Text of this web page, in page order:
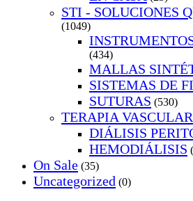
STI - SOLUCIONES
(1049)
(434)
MALLAS
SISTEMAS DE
SUTURAS (530)
TERAPIA VASCULAR
DIÁLISIS
HEMODIÁLISIS
On Sale (35)
Uncategorized (0)